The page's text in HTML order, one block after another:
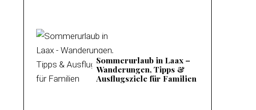
Sommerurlaub in Laax –
Wanderungen, Tipps &
Ausflugsziele für Familien